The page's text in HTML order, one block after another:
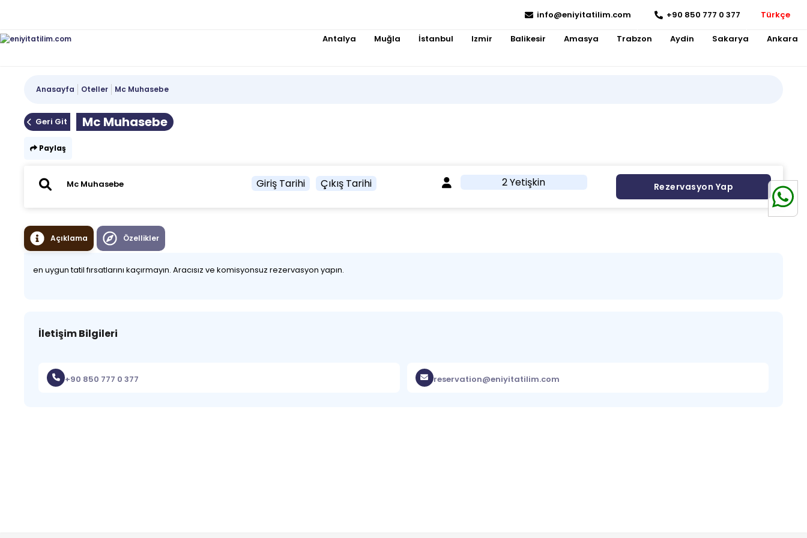
info@eniyitatilim.com +90 850 777 0 377 Türkçe
Antalya Muğla İstanbul Izmir Balikesir Amasya Trabzon Aydin Sakarya Ankara
Anasayfa Oteller Mc Muhasebe
Geri Git Mc Muhasebe
Paylaş
Giriş Tarihi Çıkış Tarihi 2 Yetişkin Rezervasyon Yap
Açıklama Özellikler
en uygun tatil fırsatlarını kaçırmayın. Aracısız ve komisyonsuz rezervasyon yapın.
İletişim Bilgileri
+90 850 777 0 377 reservation@eniyitatilim.com